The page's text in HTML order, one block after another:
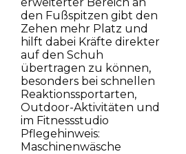
den Fußspitzen gibt den
Zehen mehr Platz und
hilft dabei Kräfte direkter
auf den Schuh
übertragen zu können,
besonders bei schnellen
Reaktionssportarten,
Outdoor-Aktivitäten und
im Fitnessstudio
Pflegehinweis:
Maschinenwäsche